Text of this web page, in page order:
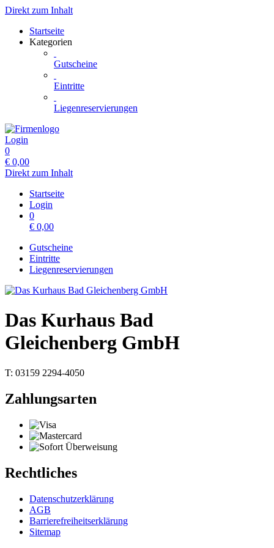
Direkt zum Inhalt
Startseite
Kategorien
Gutscheine
Eintritte
Liegenreservierungen
Login
0
€ 0,00
Direkt zum Inhalt
Startseite
Login
0
€ 0,00
Gutscheine
Eintritte
Liegenreservierungen
Das Kurhaus Bad
Gleichenberg GmbH
T: 03159 2294-4050
Zahlungsarten
Rechtliches
Datenschutzerklärung
AGB
Barrierefreiheitserklärung
Sitemap